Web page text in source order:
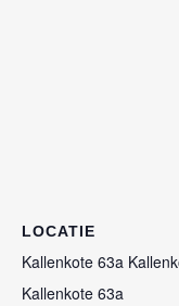
LOCATIE
Kallenkote 63a
Kallenkote 63a